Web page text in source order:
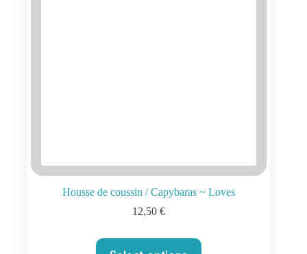
Housse de coussin / Capybaras ~ Loves
12,50€